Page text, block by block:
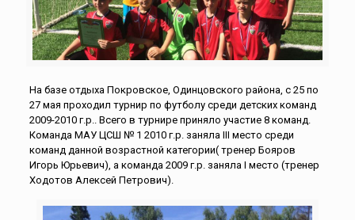
На базе отдыха Покровское, Одинцовского района, с 25 по
27 мая проходил турнир по футболу среди детских команд
2009-2010 г.р.. Всего в турнире приняло участие 8 команд.
Команда МАУ ЦСШ № 1 2010 г.р. заняла III место среди
команд данной возрастной категории( тренер Бояров
Игорь Юрьевич), а команда 2009 г.р. заняла I место (тренер
Ходотов Алексей Петрович).